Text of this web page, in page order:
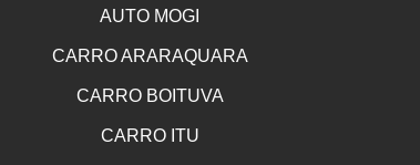
AUTO MOGI
CARRO ARARAQUARA
CARRO BOITUVA
CARRO ITU